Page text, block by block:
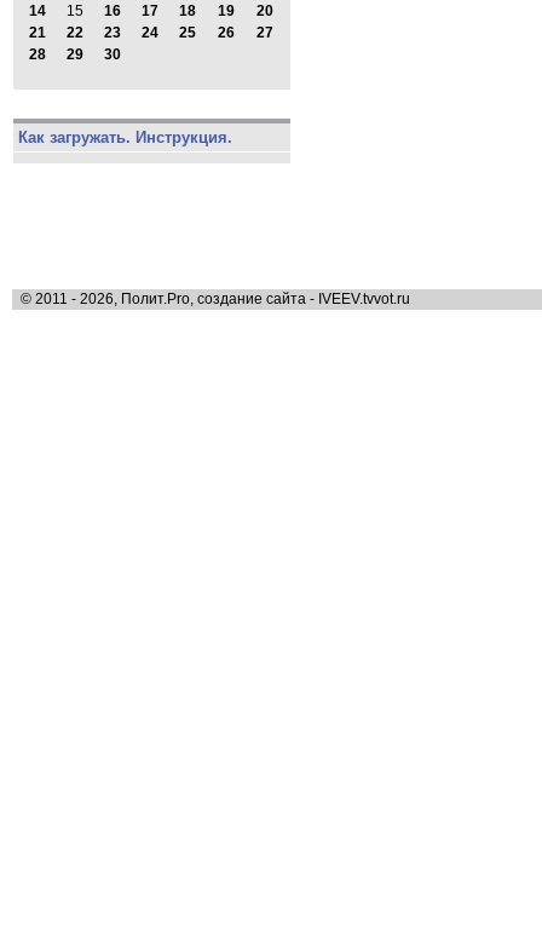
14
15 16 17 18 19
20
21
22 23 24 25 26
27
28
29 30
Как загружать. Инструкция.
© 2011 - 2026, Полит.Pro, создание сайта - IVEEV.tvvot.ru